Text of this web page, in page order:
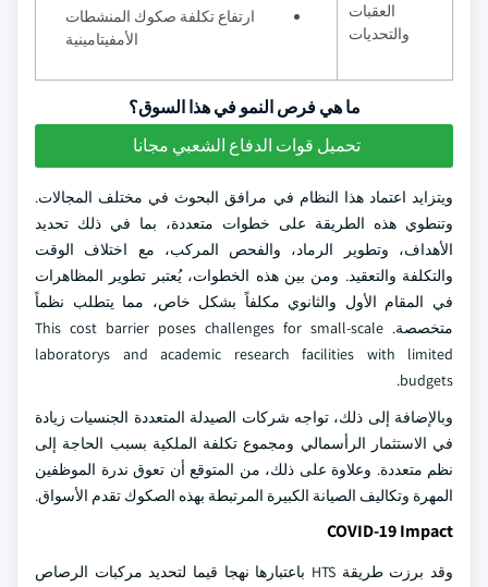
العقبات
والتحديات
ارتفاع تكلفة صكوك المنشطات
الأمفيتامينية
ما هي فرص النمو في هذا السوق؟
تحميل قوات الدفاع الشعبي مجانا
ويتزايد اعتماد هذا النظام في مرافق البحوث في مختلف المجالات.
وتنطوي هذه الطريقة على خطوات متعددة، بما في ذلك تحديد
الأهداف، وتطوير الرماد، والفحص المركب، مع اختلاف الوقت
والتكلفة والتعقيد. ومن بين هذه الخطوات، يُعتبر تطوير المظاهرات
في المقام الأول والثانوي مكلفاً بشكل خاص، مما يتطلب نظماً
متخصصة. This cost barrier poses challenges for small-scale
laboratorys and academic research facilities with limited
budgets.
وبالإضافة إلى ذلك، تواجه شركات الصيدلة المتعددة الجنسيات زيادة
في الاستثمار الرأسمالي ومجموع تكلفة الملكية بسبب الحاجة إلى
نظم متعددة. وعلاوة على ذلك، من المتوقع أن تعوق ندرة الموظفين
المهرة وتكاليف الصيانة الكبيرة المرتبطة بهذه الصكوك تقدم الأسواق.
COVID-19 Impact
وقد برزت طريقة HTS باعتبارها نهجا قيما لتحديد مركبات الرصاص